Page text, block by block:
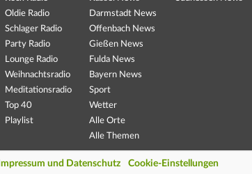
Oldie Radio
Schlager Radio
Party Radio
Lounge Radio
Weihnachtsradio
Meditationsradio
Top 40
Playlist
Darmstadt News
Offenbach News
Gießen News
Fulda News
Bayern News
Sport
Wetter
Alle Orte
Alle Themen
Impressum und Datenschutz Cookie-Einstellungen